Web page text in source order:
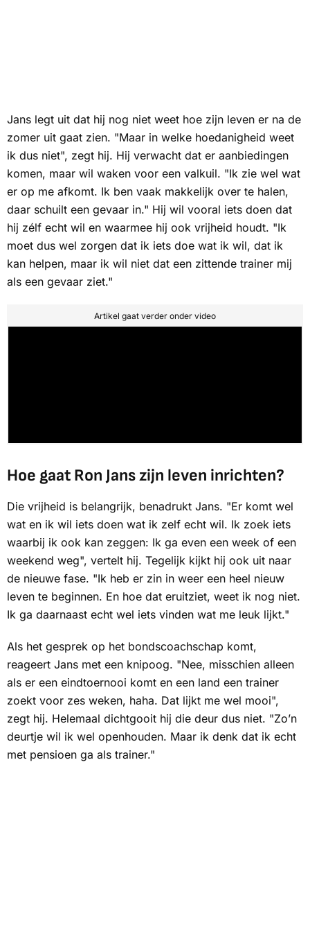
Jans legt uit dat hij nog niet weet hoe zijn leven er na de
zomer uit gaat zien. "Maar in welke hoedanigheid weet
ik dus niet", zegt hij. Hij verwacht dat er aanbiedingen
komen, maar wil waken voor een valkuil. "Ik zie wel wat
er op me afkomt. Ik ben vaak makkelijk over te halen,
daar schuilt een gevaar in." Hij wil vooral iets doen dat
hij zélf echt wil en waarmee hij ook vrijheid houdt. "Ik
moet dus wel zorgen dat ik iets doe wat ik wil, dat ik
kan helpen, maar ik wil niet dat een zittende trainer mij
als een gevaar ziet."
Artikel gaat verder onder video
Hoe gaat Ron Jans zijn leven inrichten?
Die vrijheid is belangrijk, benadrukt Jans. "Er komt wel
wat en ik wil iets doen wat ik zelf echt wil. Ik zoek iets
waarbij ik ook kan zeggen: Ik ga even een week of een
weekend weg", vertelt hij. Tegelijk kijkt hij ook uit naar
de nieuwe fase. "Ik heb er zin in weer een heel nieuw
leven te beginnen. En hoe dat eruitziet, weet ik nog niet.
Ik ga daarnaast echt wel iets vinden wat me leuk lijkt."
Als het gesprek op het bondscoachschap komt,
reageert Jans met een knipoog. "Nee, misschien alleen
als er een eindtoernooi komt en een land een trainer
zoekt voor zes weken, haha. Dat lijkt me wel mooi",
zegt hij. Helemaal dichtgooit hij die deur dus niet. "Zo’n
deurtje wil ik wel openhouden. Maar ik denk dat ik echt
met pensioen ga als trainer."